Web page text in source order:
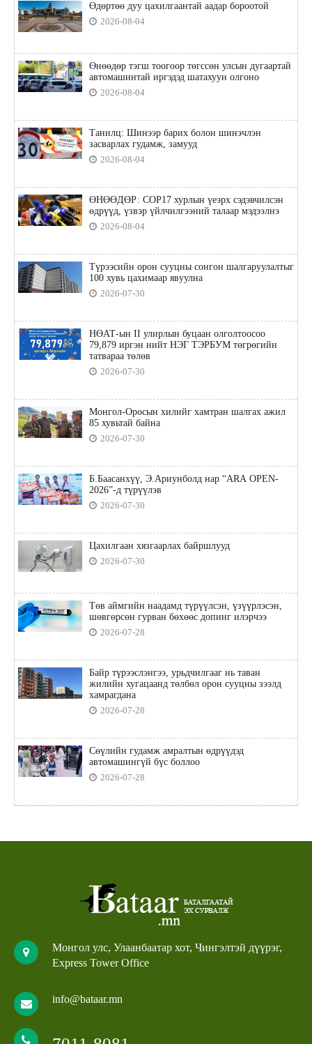
Өдөртөө дуу цахилгаантай аадар бороотой
2026-08-04
Өнөөдөр тэгш тоогоор төгссөн улсын дугаартай
автомашинтай иргэдэд шатахуун олгоно
2026-08-04
Танилц: Шинээр барих болон шинэчлэн
засварлах гудамж, замууд
2026-08-04
ӨНӨӨДӨР: COP17 хурлын үеэрх сэдэвчилсэн
өдрүүд, үзвэр үйлчилгээний талаар мэдээлнэ
2026-08-04
Түрээсийн орон сууцны сонгон шалгаруулалтыг
100 хувь цахимаар явуулна
2026-07-30
НӨАТ-ын II улирлын буцаан олголтоосоо
79,879 иргэн нийт НЭГ ТЭРБУМ төгрөгийн
татвараа төлөв
2026-07-30
Монгол-Оросын хилийг хамтран шалгах ажил
85 хувьтай байна
2026-07-30
Б.Баасанхүү, Э.Ариунболд нар “ARA OPEN-
2026”-д түрүүлэв
2026-07-30
Цахилгаан хязгаарлах байршлууд
2026-07-30
Төв аймгийн наадамд түрүүлсэн, үзүүрлэсэн,
шөвгөрсөн гурван бөхөөс допинг илэрчээ
2026-07-28
Байр түрээслэнгээ, урьдчилгааг нь таван
жилийн хугацаанд төлбөл орон сууцны зээлд
хамрагдана
2026-07-28
Сөүлийн гудамж амралтын өдрүүдэд
автомашингүй бүс боллоо
2026-07-28
Монгол улс, Улаанбаатар хот, Чингэлтэй дүүрэг,
Express Tower Office
info@bataar.mn